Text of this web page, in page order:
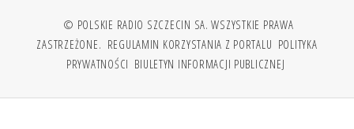
© POLSKIE RADIO SZCZECIN SA. WSZYSTKIE PRAWA
ZASTRZEŻONE. REGULAMIN KORZYSTANIA Z PORTALU POLITYKA
PRYWATNOŚCI BIULETYN INFORMACJI PUBLICZNEJ